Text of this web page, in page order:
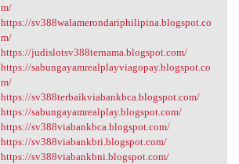
m/
https://sv388walamerondariphilipina.blogspot.co
m/
https://judislotsv388ternama.blogspot.com/
https://sabungayamrealplayviagopay.blogspot.co
m/
https://sv388terbaikviabankbca.blogspot.com/
https://sabungayamrealplay.blogspot.com/
https://sv388viabankbca.blogspot.com/
https://sv388viabankbri.blogspot.com/
https://sv388viabankbni.blogspot.com/